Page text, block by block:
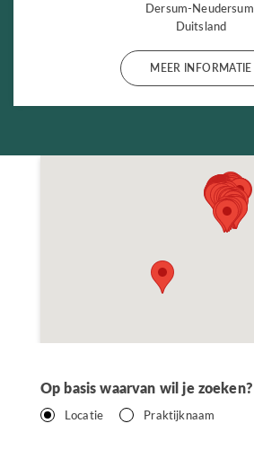
Dersum-Neudersum,
Duitsland
MEER INFORMATIE
Op basis waarvan wil je zoeken?
Locatie Praktijknaam